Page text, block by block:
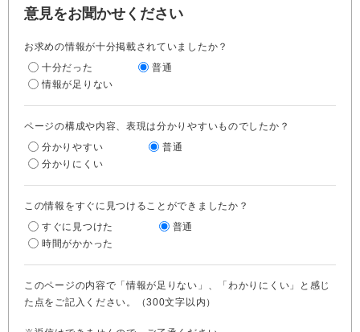
意見をお聞かせください
お求めの情報が十分掲載されていましたか？
十分だった
普通
情報が足りない
ページの構成や内容、表現は分かりやすいものでしたか？
分かりやすい
普通
分かりにくい
この情報をすぐに見つけることができましたか？
すぐに見つけた
普通
時間がかかった
このページの内容で「情報が足りない」、「わかりにくい」と感じ
た点をご記入ください。（300文字以内）